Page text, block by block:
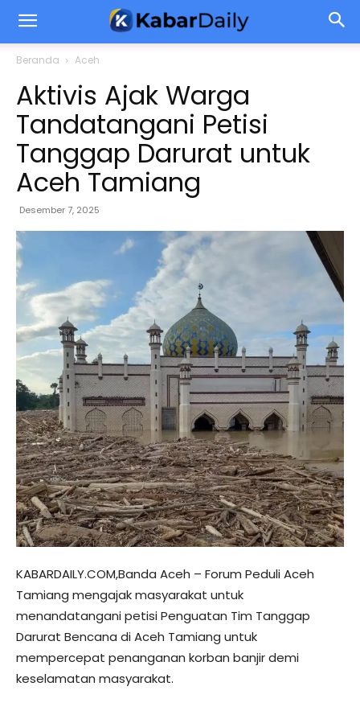
Beranda Aceh
Aktivis Ajak Warga
Tandatangani Petisi
Tanggap Darurat untuk
Aceh Tamiang
Desember 7, 2025
KABARDAILY.COM,Banda Aceh – Forum Peduli Aceh
Tamiang mengajak masyarakat untuk
menandatangani petisi Penguatan Tim Tanggap
Darurat Bencana di Aceh Tamiang untuk
mempercepat penanganan korban banjir demi
keselamatan masyarakat.